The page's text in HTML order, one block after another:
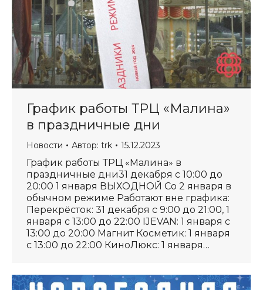
График работы ТРЦ «Малина»
в праздничные дни
Новости Автор: trk 15.12.2023
График работы ТРЦ «Малина» в
праздничные дни31 декабря с 10:00 до
20:00 1 января ВЫХОДНОЙ Со 2 января в
обычном режиме Работают вне графика:
Перекрёсток: 31 декабря с 9:00 до 21:00, 1
января с 13:00 до 22:00 IJEVAN: 1 января с
13:00 до 20:00 Магнит Косметик: 1 января
с 13:00 до 22:00 КиноЛюкс: 1 января…